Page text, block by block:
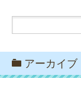
アーカイブ